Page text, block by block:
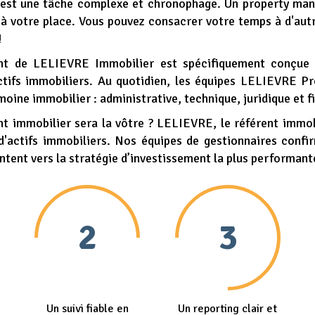
une tâche complexe et chronophage. Un property
votre place. Vous pouvez consacrer votre temps à
de LELIEVRE Immobilier est spécifiquement
immobiliers. Au quotidien, les équipes LELIEVRE
immobilier : administrative, technique, juridique et
immobilier sera la vôtre ? LELIEVRE, le référent
immobiliers. Nos équipes de gestionnaires
vers la stratégie d’investissement la plus
2
Un suivi fiable en
3
Un reporting clair et